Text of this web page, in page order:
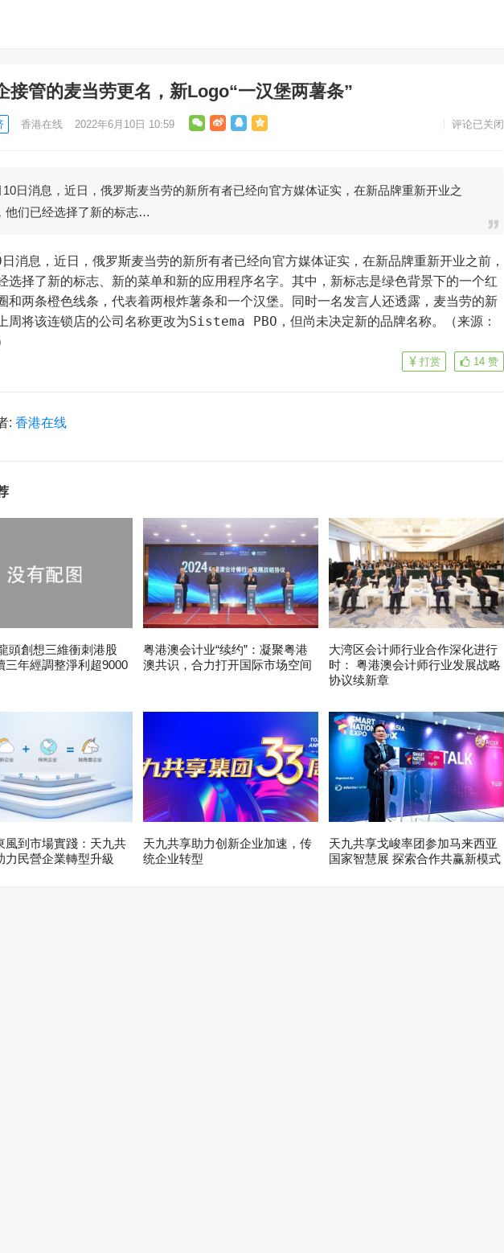
接管的麦当劳更名，新Logo“一汉堡两薯条”
香港在线 2022年6月10日 10:59 评论已关闭
10日消息，近日，俄罗斯麦当劳的新所有者已经向官方媒体证实，在新品牌重新开业之
他们已经选择了新的标志…
消息，近日，俄罗斯麦当劳的新所有者已经向官方媒体证实，在新品牌重新开业之前，
选择了新的标志、新的菜单和新的应用程序名字。其中，新标志是绿色背景下的一个红
和两条橙色线条，代表着两根炸薯条和一个汉堡。同时一名发言人还透露，麦当劳的新
周将该连锁店的公司名称更改为Sistema PBO，但尚未决定新的品牌名称。（来源：
14 赞
打赏
: 香港在线
頭創想三維衝刺港股
三年經調整淨利超9000
粤港澳会计业“续约”：凝聚粤港
澳共识，合力打开国际市场空间
大湾区会计师行业合作深化进行
时： 粤港澳会计师行业发展战略
协议续新章
風到市場實踐：天九共
力民營企業轉型升級
天九共享助力创新企业加速，传
统企业转型
天九共享戈峻率团参加马来西亚
国家智慧展 探索合作共赢新模式